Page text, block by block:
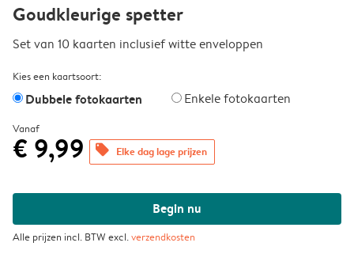
Goudkleurige spetter
Set van 10 kaarten inclusief witte enveloppen
Kies een kaartsoort:
Dubbele fotokaarten Enkele fotokaarten
Vanaf
€ 9,99 offers Elke dag lage prijzen
Begin nu
Alle prijzen incl. BTW excl.verzendkosten